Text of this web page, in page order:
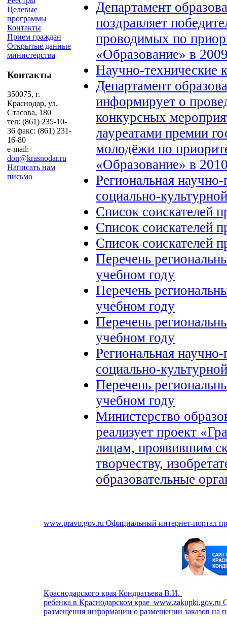
Целевые
программы
Контакты
Прием граждан
Открытые данные
министерства
Контакты
350075, г.
Краснодар, ул.
Стасова, 180
тел: (861) 235-10-
36 факс: (861) 231-
16-80
e-mail:
don@krasnodar.ru
Написать нам
письмо
Департамент
поздравляет
проводимых по
«Образование» в
Научно-технические
Департамент
информирует о
конкурсных
лауреатами премии
молодёжи по
«Образование» в
Региональная
социально-
Список соискателей
Список соискателей
Список соискателей
Перечень
учебном году
Перечень
учебном году
Перечень
учебном году
Региональная
социально-
Перечень
учебном году
Министерство
реализует проект
лицам, проявившим
творчеству,
образовательные
www.pravo.gov.ru Официальный интернет-портал
Краснодарского края Кондратьева В.И.
ребенка в Краснодарском крае www.zakupki.gov.ru
размещения информации о размещении заказов на